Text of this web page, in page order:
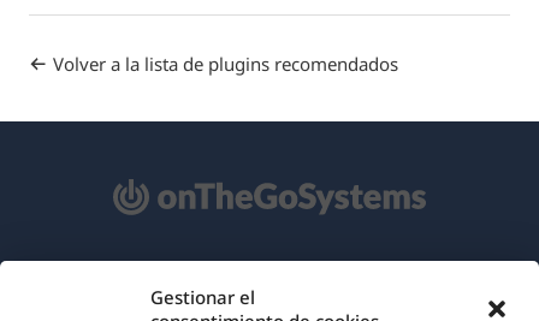
Gestionar el
Volver a la lista de plugins recomendados